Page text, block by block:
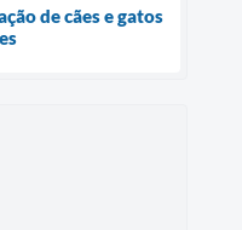
de cães e gatos